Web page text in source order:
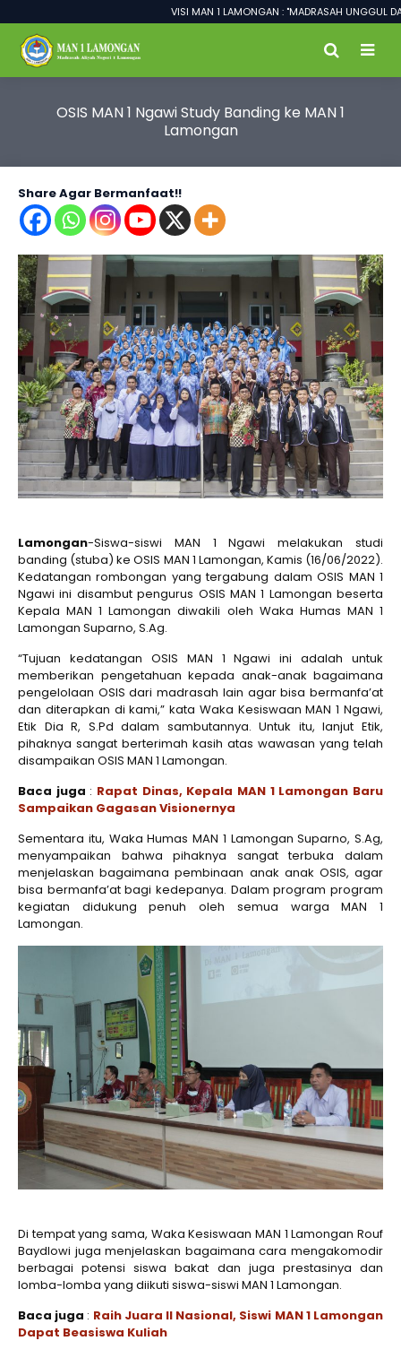
VISI MAN 1 LAMONGAN : "MADRASAH UNGGUL
OSIS MAN 1 Ngawi Study Banding ke MAN 1
Lamongan
Share Agar Bermanfaat!!
Lamongan-Siswa-siswi MAN 1 Ngawi melakukan studi
banding (stuba) ke OSIS MAN 1 Lamongan, Kamis (16/06/2022).
Kedatangan rombongan yang tergabung dalam OSIS MAN 1
Ngawi ini disambut pengurus OSIS MAN 1 Lamongan beserta
Kepala MAN 1 Lamongan diwakili oleh Waka Humas MAN 1
Lamongan Suparno, S.Ag.
“Tujuan kedatangan OSIS MAN 1 Ngawi ini adalah untuk
memberikan pengetahuan kepada anak-anak bagaimana
pengelolaan OSIS dari madrasah lain agar bisa bermanfa’at
dan diterapkan di kami,” kata Waka Kesiswaan MAN 1 Ngawi,
Etik Dia R, S.Pd dalam sambutannya. Untuk itu, lanjut Etik,
pihaknya sangat berterimah kasih atas wawasan yang telah
disampaikan OSIS MAN 1 Lamongan.
Baca juga : Rapat Dinas, Kepala MAN 1 Lamongan Baru
Sampaikan Gagasan Visionernya
Sementara itu, Waka Humas MAN 1 Lamongan Suparno, S.Ag,
menyampaikan bahwa pihaknya sangat terbuka dalam
menjelaskan bagaimana pembinaan anak anak OSIS, agar
bisa bermanfa’at bagi kedepanya. Dalam program program
kegiatan didukung penuh oleh semua warga MAN 1
Lamongan.
Di tempat yang sama, Waka Kesiswaan MAN 1 Lamongan Rouf
Baydlowi juga menjelaskan bagaimana cara mengakomodir
berbagai potensi siswa bakat dan juga prestasinya dan
lomba-lomba yang diikuti siswa-siswi MAN 1 Lamongan.
Baca juga : Raih Juara II Nasional, Siswi MAN 1 Lamongan
Dapat Beasiswa Kuliah